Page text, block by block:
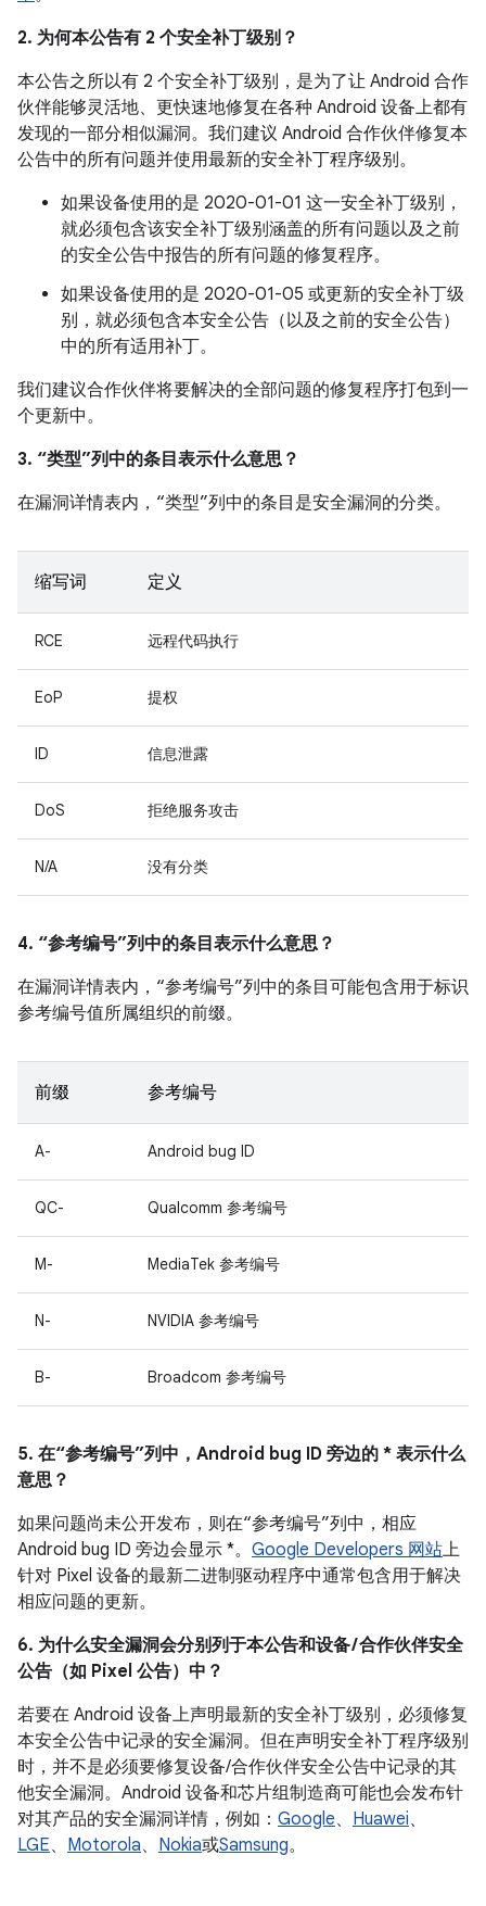
2. 为何本公告有 2 个安全补丁级别？
本公告之所以有 2 个安全补丁级别，是为了让 Android 合作
伙伴能够灵活地、更快速地修复在各种 Android 设备上都有
发现的一部分相似漏洞。我们建议 Android 合作伙伴修复本
公告中的所有问题并使用最新的安全补丁程序级别。
如果设备使用的是 2020-01-01 这一安全补丁级别，
就必须包含该安全补丁级别涵盖的所有问题以及之前
的安全公告中报告的所有问题的修复程序。
如果设备使用的是 2020-01-05 或更新的安全补丁级
别，就必须包含本安全公告（以及之前的安全公告）
中的所有适用补丁。
我们建议合作伙伴将要解决的全部问题的修复程序打包到一
个更新中。
3. “类型”列中的条目表示什么意思？
在漏洞详情表内，“类型”列中的条目是安全漏洞的分类。
缩写词 定义
RCE 远程代码执行
EoP 提权
ID 信息泄露
DoS 拒绝服务攻击
N/A 没有分类
4. “参考编号”列中的条目表示什么意思？
在漏洞详情表内，“参考编号”列中的条目可能包含用于标识
参考编号值所属组织的前缀。
前缀 参考编号
A- Android bug ID
QC- Qualcomm 参考编号
M- MediaTek 参考编号
N- NVIDIA 参考编号
B- Broadcom 参考编号
5. 在“参考编号”列中，Android bug ID 旁边的 * 表示什么
意思？
如果问题尚未公开发布，则在“参考编号”列中，相应
Android bug ID 旁边会显示 *。 Google Developers 网站上
针对 Pixel 设备的最新二进制驱动程序中通常包含用于解决
相应问题的更新。
6. 为什么安全漏洞会分别列于本公告和设备 / 合作伙伴安全
公告（如 Pixel 公告）中？
若要在 Android 设备上声明最新的安全补丁级别，必须修复
本安全公告中记录的安全漏洞。但在声明安全补丁程序级别
时，并不是必须要修复设备/合作伙伴安全公告中记录的其
他安全漏洞。Android 设备和芯片组制造商可能也会发布针
对其产品的安全漏洞详情，例如： Google、 Huawei、
LGE、 Motorola、 Nokia或Samsung。